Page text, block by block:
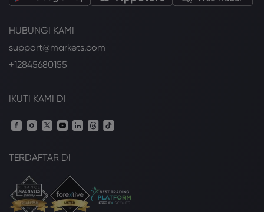
HUBUNGI KAMI
support@markets.com
+12845680155
IKUTI KAMI DI
TERDAFTAR DI